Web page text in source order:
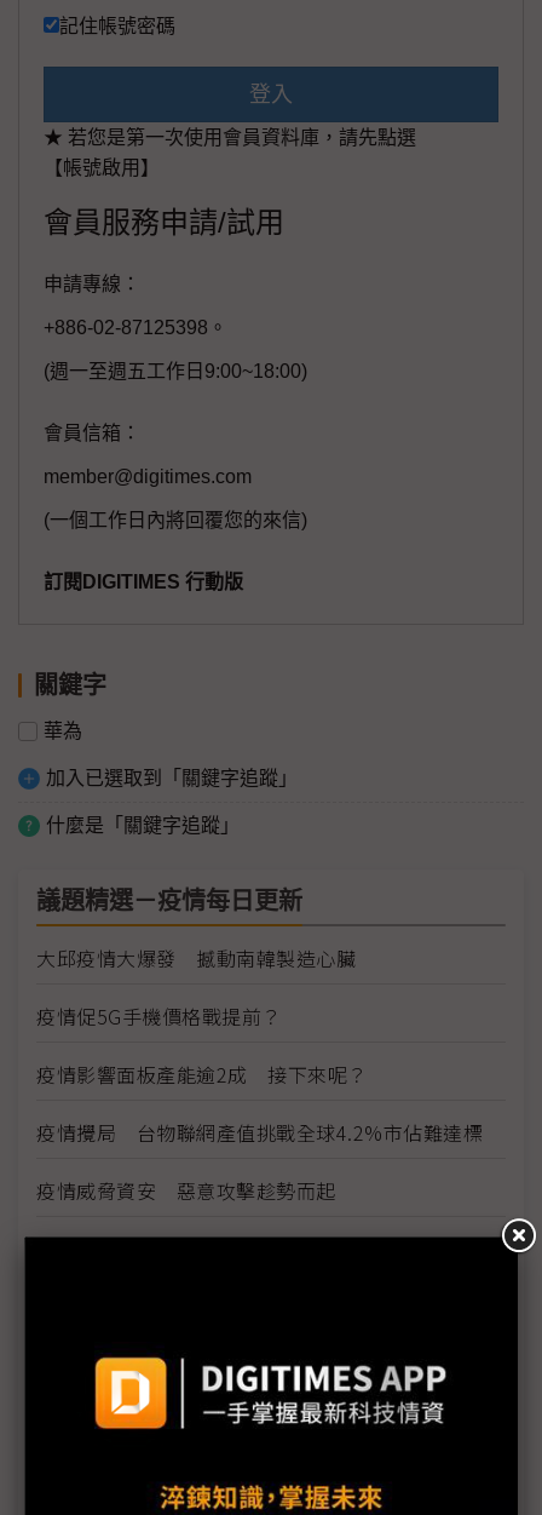
記住帳號密碼
登入
★ 若您是第一次使用會員資料庫，請先點選
【帳號啟用】
會員服務申請/試用
申請專線：
+886-02-87125398。
(週一至週五工作日9:00~18:00)
會員信箱：
member@digitimes.com
(一個工作日內將回覆您的來信)
訂閱DIGITIMES 行動版
關鍵字
華為
加入已選取到「關鍵字追蹤」
什麼是「關鍵字追蹤」
議題精選－疫情每日更新
大邱疫情大爆發 撼動南韓製造心臟
疫情促5G手機價格戰提前？
疫情影響面板產能逾2成 接下來呢？
疫情攪局 台物聯網產值挑戰全球4.2%市佔難達標
疫情威脅資安 惡意攻擊趁勢而起
因應疫情影響 供應鏈出招拚復工、推新服務
三星新機染疫 S20 Ultra傳供應不足
手機HDI出貨維持暢旺 惟2Q庫存風險逐漸攀高